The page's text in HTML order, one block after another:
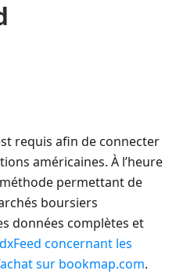
requis afin de connecter
américaines. À l’heure
méthode permettant de
boursiers
données complètes et
concernant les
sur bookmap.com.